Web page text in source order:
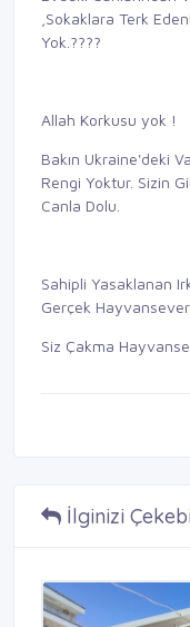
,Sokaklara Terk
Yok.????
Allah Korkusu yok !
Bakın Ukraine'deki
Rengi Yoktur. Sizin
Canla Dolu.
Sahipli Yasaklanan
Gerçek Hayvansever
Siz Çakma
İlginizi